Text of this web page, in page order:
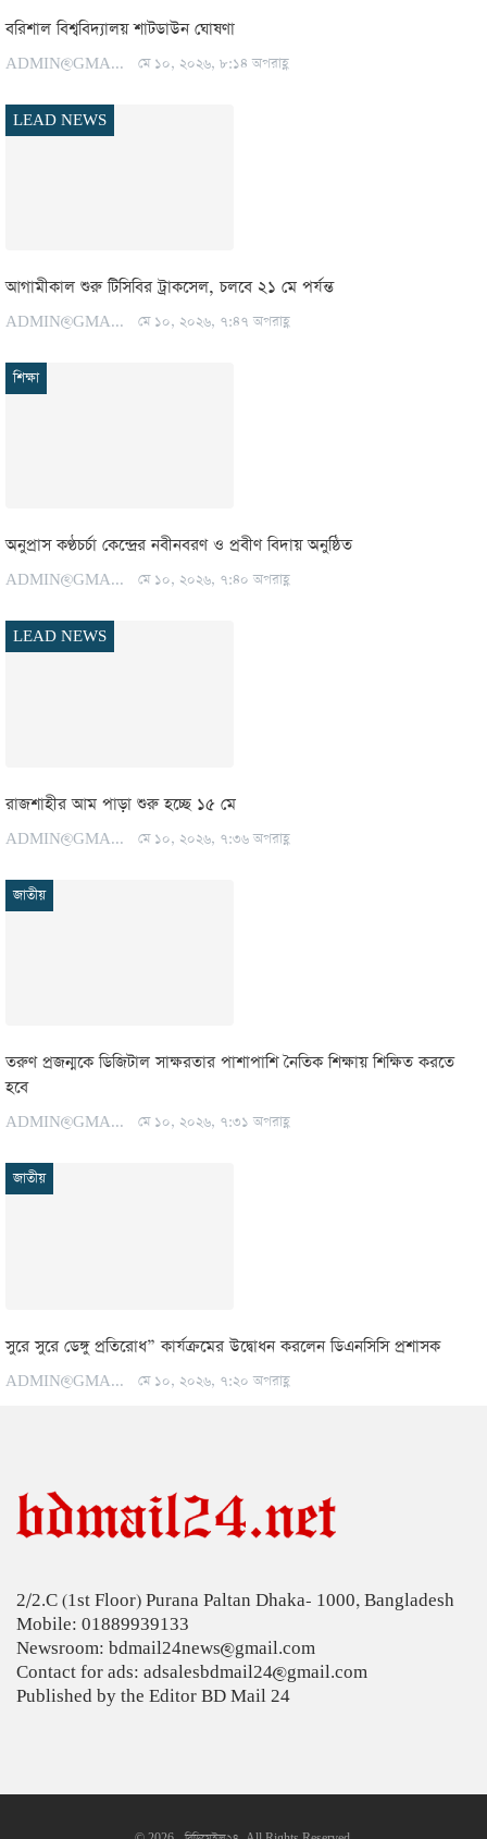
বরিশাল বিশ্ববিদ্যালয় শাটডাউন ঘোষণা
ADMIN@GMAIL.COM মে ১০, ২০২৬, ৮:১৪ অপরাহ্ণ
LEAD NEWS
আগামীকাল শুরু টিসিবির ট্রাকসেল, চলবে ২১ মে পর্যন্ত
ADMIN@GMAIL.COM মে ১০, ২০২৬, ৭:৪৭ অপরাহ্ণ
শিক্ষা
অনুপ্রাস কণ্ঠচর্চা কেন্দ্রের নবীনবরণ ও প্রবীণ বিদায় অনুষ্ঠিত
ADMIN@GMAIL.COM মে ১০, ২০২৬, ৭:৪০ অপরাহ্ণ
LEAD NEWS
রাজশাহীর আম পাড়া শুরু হচ্ছে ১৫ মে
ADMIN@GMAIL.COM মে ১০, ২০২৬, ৭:৩৬ অপরাহ্ণ
জাতীয়
তরুণ প্রজন্মকে ডিজিটাল সাক্ষরতার পাশাপাশি নৈতিক শিক্ষায় শিক্ষিত করতে
হবে
ADMIN@GMAIL.COM মে ১০, ২০২৬, ৭:৩১ অপরাহ্ণ
জাতীয়
সুরে সুরে ডেঙ্গু প্রতিরোধ” কার্যক্রমের উদ্বোধন করলেন ডিএনসিসি প্রশাসক
ADMIN@GMAIL.COM মে ১০, ২০২৬, ৭:২০ অপরাহ্ণ
2/2.C (1st Floor) Purana Paltan Dhaka- 1000, Bangladesh
Mobile: 01889939133
Newsroom: bdmail24news@gmail.com
Contact for ads: adsalesbdmail24@gmail.com
Published by the Editor BD Mail 24